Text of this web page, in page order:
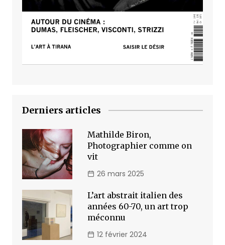
Derniers articles
Mathilde Biron,
Photographier comme on
vit
26 mars 2025
L’art abstrait italien des
années 60-70, un art trop
méconnu
12 février 2024